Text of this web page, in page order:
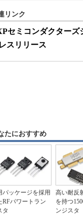
リンク
セミコンダクターズ
スリリース
たにおすすめ
パッケージを採用
RFパワートラン
タ
高い耐反
を持つ
ンジスタ